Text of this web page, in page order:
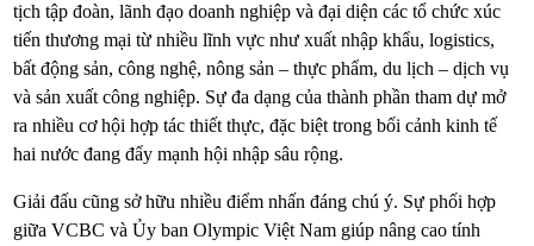
tịch tập đoàn, lãnh đạo doanh nghiệp và đại diện các tổ chức xúc
tiến thương mại từ nhiều lĩnh vực như xuất nhập khẩu, logistics,
bất động sản, công nghệ, nông sản – thực phẩm, du lịch – dịch vụ
và sản xuất công nghiệp. Sự đa dạng của thành phần tham dự mở
ra nhiều cơ hội hợp tác thiết thực, đặc biệt trong bối cảnh kinh tế
hai nước đang đẩy mạnh hội nhập sâu rộng.
Giải đấu cũng sở hữu nhiều điểm nhấn đáng chú ý. Sự phối hợp
giữa VCBC và Ủy ban Olympic Việt Nam giúp nâng cao tính